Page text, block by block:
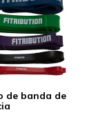
de banda de